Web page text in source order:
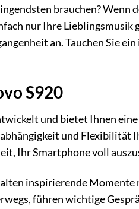
brauchen? Wenn
nur Ihre Lieblingsmusik
an. Tauchen Sie
S920
und bietet Ihnen
und Flexibilität
Ihr Smartphone voll
inspirierende
führen wichtige